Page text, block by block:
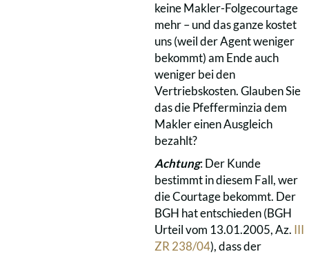
keine Makler-Folgecourtage
mehr – und das ganze kostet
uns (weil der Agent weniger
bekommt) am Ende auch
weniger bei den
Vertriebskosten. Glauben Sie
das die Pfefferminzia dem
Makler einen Ausgleich
bezahlt?
Achtung: Der Kunde
bestimmt in diesem Fall, wer
die Courtage bekommt. Der
BGH hat entschieden (BGH
Urteil vom 13.01.2005, Az. III
ZR 238/04), dass der